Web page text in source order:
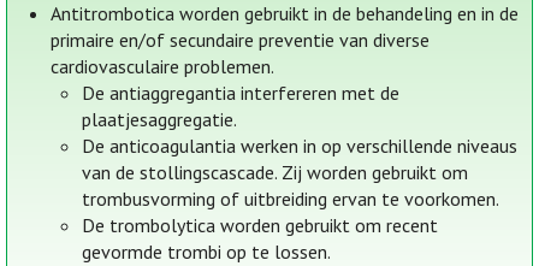
Antitrombotica worden gebruikt in de behandeling en in de
primaire en/of secundaire preventie van diverse
cardiovasculaire problemen.
De antiaggregantia interfereren met de
plaatjesaggregatie.
De anticoagulantia werken in op verschillende niveaus
van de stollingscascade. Zij worden gebruikt om
trombusvorming of uitbreiding ervan te voorkomen.
De trombolytica worden gebruikt om recent
gevormde trombi op te lossen.